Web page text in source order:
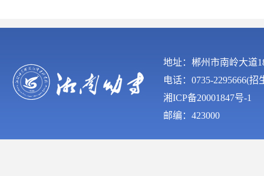
地址：郴州市南岭大
电话：0735-2295666(
湘ICP备20001847号-1
邮编：423000